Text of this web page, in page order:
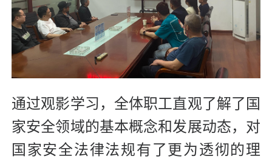
通过观影学习，全体职工直观了解了国
家安全领域的基本概念和发展动态，对
国家安全法律法规有了更为透彻的理